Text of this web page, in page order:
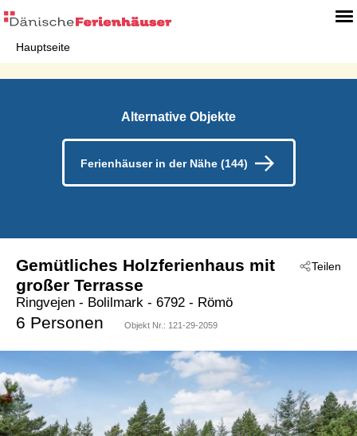
Hauptseite
Alternative Objekte
Ferienhäuser in der Nähe (144)
Teilen
Gemütliches Holzferienhaus mit
großer Terrasse
Ringvejen - Bolilmark - 6792 - Römö
6 Personen Objekt Nr.: 121-29-2059